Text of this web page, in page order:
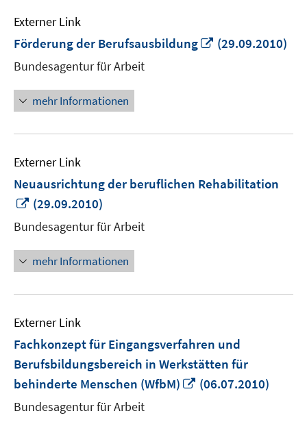
Externer Link
Förderung der Berufsausbildung
In
(29.09.2010)
Bundesagentur für Arbeit
mehr Informationen
Externer Link
Neuausrichtung der beruflichen Rehabilitation
In
neuem
Fenster
öffnen
(29.09.2010)
Bundesagentur für Arbeit
mehr Informationen
Externer Link
Fachkonzept für Eingangsverfahren und
Berufsbildungsbereich in Werkstätten für
behinderte Menschen (WfbM)
In
(06.07.2010)
Bundesagentur für Arbeit